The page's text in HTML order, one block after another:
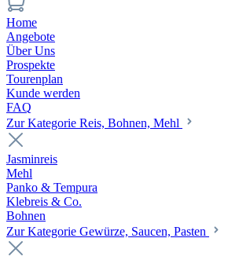
Home
Angebote
Über Uns
Prospekte
Tourenplan
Kunde werden
FAQ
Zur Kategorie Reis, Bohnen, Mehl
Jasminreis
Mehl
Panko & Tempura
Klebreis & Co.
Bohnen
Zur Kategorie Gewürze, Saucen, Pasten